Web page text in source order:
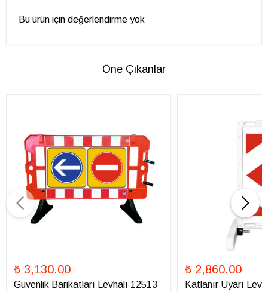
Bu ürün için değerlendirme yok
Öne Çıkanlar
₺ 3,130.00
Güvenlik Barikatları Levhalı 12513
₺ 2,860.00
Katlanır Uyarı